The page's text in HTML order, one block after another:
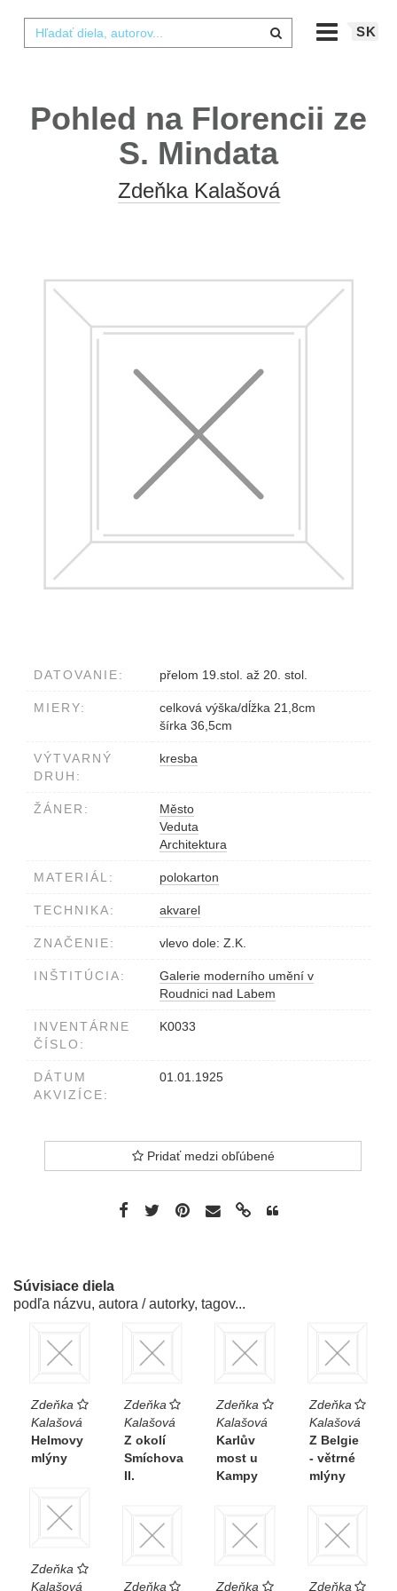
SK
Pohled na Florencii ze
S. Mindata
Zdeňka Kalašová
DATOVANIE: přelom 19.stol. až 20. stol.
MIERY:
celková výška/dĺžka 21,8cm
šírka 36,5cm
VÝTVARNÝ
DRUH:
kresba
ŽÁNER:
Město
Veduta
Architektura
MATERIÁL: polokarton
TECHNIKA: akvarel
ZNAČENIE: vlevo dole: Z.K.
INŠTITÚCIA:
Galerie moderního umění v
Roudnici nad Labem
INVENTÁRNE
ČÍSLO:
K0033
DÁTUM
AKVIZÍCE:
01.01.1925
Pridať medzi obľúbené
Súvisiace diela
podľa názvu, autora / autorky, tagov...
Zdeňka
Kalašová
Helmovy
mlýny
Zdeňka
Kalašová
Z okolí
Smíchova
II.
Zdeňka
Kalašová
Karlův
most u
Kampy
Zdeňka
Kalašová
Z Belgie
- větrné
mlýny
Zdeňka
Kalašová
Zdeňka Zdeňka Zdeňka